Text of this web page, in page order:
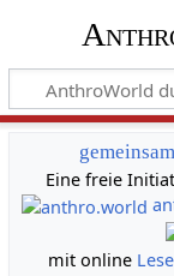
Eine freie
mit online